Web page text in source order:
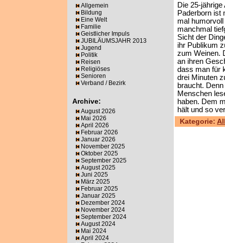
Allgemein
Bildung
Eine Welt
Familie
Geistlicher Impuls
JUBILÄUMSJAHR 2013
Jugend
Politik
Reisen
Religiöses
Senioren
Verband / Bezirk
Archive:
August 2026
Mai 2026
April 2026
Februar 2026
Januar 2026
November 2025
Oktober 2025
September 2025
August 2025
Juni 2025
März 2025
Februar 2025
Januar 2025
Dezember 2024
November 2024
September 2024
August 2024
Mai 2024
April 2024
Die 25-jährige
Paderborn ist
mal
manchmal
Sicht der
ihr Publikum
zum Weinen.
an ihren
dass man für
drei Minuten
braucht.
Menschen
haben. Dem
hält und so
Kategorie: